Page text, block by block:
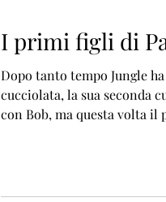
I primi figli di
Dopo tanto tempo Jungle
cucciolata, la sua seconda
con Bob, ma questa volta il